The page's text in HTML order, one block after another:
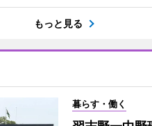
もっと見る
暮らす・働く